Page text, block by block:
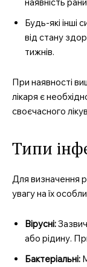
Будь-які інші
від стану
тижнів.
При наявності
лікаря є
своєчасного
Типи
Для визначення
увагу на їх
Вірусні:
або рідину.
Бактеріальні: